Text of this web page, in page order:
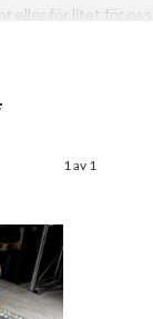
eller för litet för oss
1 av 1